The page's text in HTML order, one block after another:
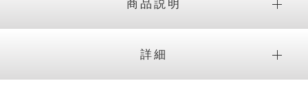
商品説明
詳細